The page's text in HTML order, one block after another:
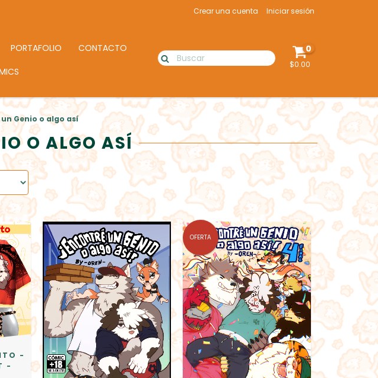
Crear una cuenta Iniciar sesión
PORTAFOLIO
CONTACTO
0
$0.00
Genio o algo así
O ALGO ASÍ
-
-
OFERTA